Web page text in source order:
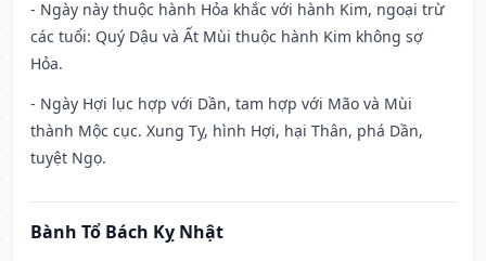
- Ngày này thuộc hành Hỏa khắc với hành Kim, ngoại trừ
các tuổi: Quý Dậu và Ất Mùi thuộc hành Kim không sợ
Hỏa.
- Ngày Hợi lục hợp với Dần, tam hợp với Mão và Mùi
thành Mộc cục. Xung Tỵ, hình Hợi, hại Thân, phá Dần,
tuyệt Ngọ.
Bành Tổ Bách Kỵ Nhật